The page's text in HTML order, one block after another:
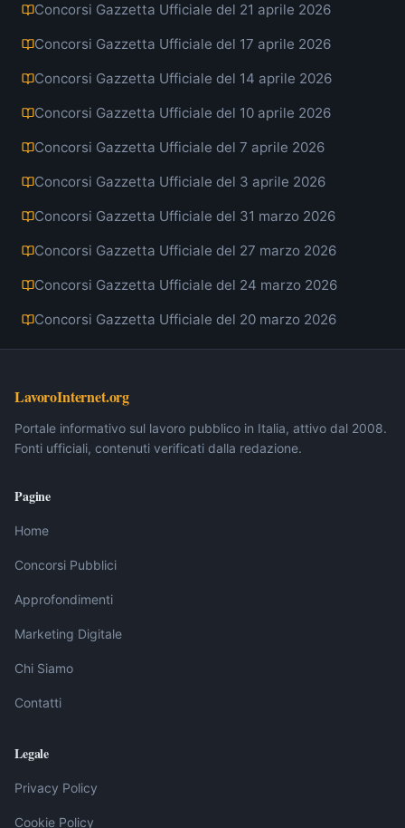
Concorsi Gazzetta Ufficiale del 21 aprile 2026
Concorsi Gazzetta Ufficiale del 17 aprile 2026
Concorsi Gazzetta Ufficiale del 14 aprile 2026
Concorsi Gazzetta Ufficiale del 10 aprile 2026
Concorsi Gazzetta Ufficiale del 7 aprile 2026
Concorsi Gazzetta Ufficiale del 3 aprile 2026
Concorsi Gazzetta Ufficiale del 31 marzo 2026
Concorsi Gazzetta Ufficiale del 27 marzo 2026
Concorsi Gazzetta Ufficiale del 24 marzo 2026
Concorsi Gazzetta Ufficiale del 20 marzo 2026
LavoroInternet.org
Portale informativo sul lavoro pubblico in Italia, attivo dal 2008.
Fonti ufficiali, contenuti verificati dalla redazione.
Pagine
Home
Concorsi Pubblici
Approfondimenti
Marketing Digitale
Chi Siamo
Contatti
Legale
Privacy Policy
Cookie Policy